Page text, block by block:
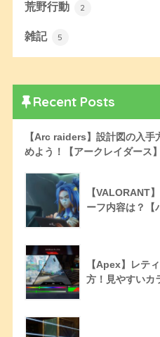
荒野行動 2
雑記 5
Recent Posts
【Arc raiders】設計図の入
めよう！【アークレイダース】
【VALORANT
ーフ内容は？【
【Apex】レテ
方！見やすいカ